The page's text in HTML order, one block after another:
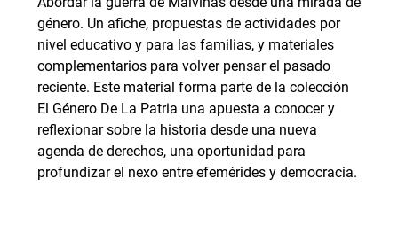
género. Un afiche, propuestas de actividades por
nivel educativo y para las familias, y materiales
complementarios para volver pensar el pasado
reciente. Este material forma parte de la colección
El Género De La Patria una apuesta a conocer y
reflexionar sobre la historia desde una nueva
agenda de derechos, una oportunidad para
profundizar el nexo entre efemérides y democracia.